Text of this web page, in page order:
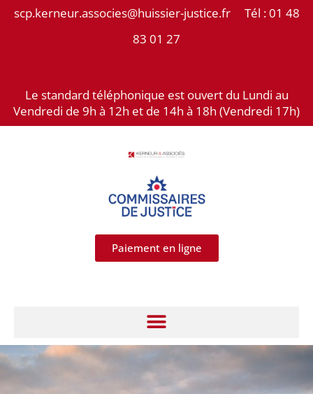
Allerscp.kerneur.associes@huissier-justice.fr Tél :01 48
83 01 27
Le standard téléphonique est ouvert du Lundi au
Vendredi de 9h à 12h et de 14h à 18h (Vendredi 17h)
Paiement en ligne